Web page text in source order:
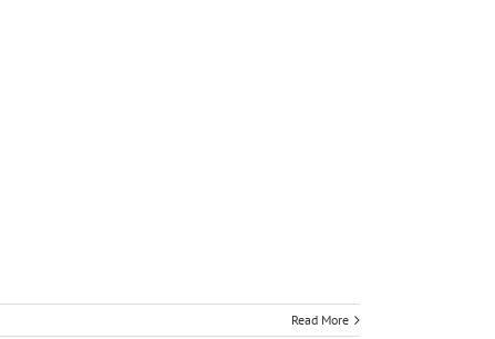
Read More